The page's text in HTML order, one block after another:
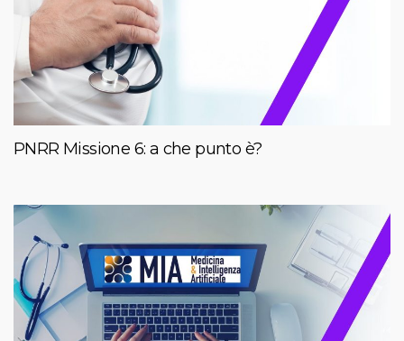
PNRR Missione 6: a che punto è?